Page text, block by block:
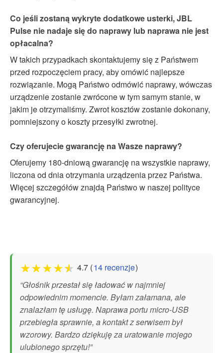
Co jeśli zostaną wykryte dodatkowe usterki, JBL
Pulse nie nadaje się do naprawy lub naprawa nie jest
opłacalna?
W takich przypadkach skontaktujemy się z Państwem
przed rozpoczęciem pracy, aby omówić najlepsze
rozwiązanie. Mogą Państwo odmówić naprawy, wówczas
urządzenie zostanie zwrócone w tym samym stanie, w
jakim je otrzymaliśmy. Zwrot kosztów zostanie dokonany,
pomniejszony o koszty przesyłki zwrotnej.
Czy oferujecie gwarancję na Wasze naprawy?
Oferujemy 180-dniową gwarancję na wszystkie naprawy,
liczona od dnia otrzymania urządzenia przez Państwa.
Więcej szczegółów znajdą Państwo w naszej polityce
gwarancyjnej.
★★★★★ 4.7 (14 recenzje)
“Głośnik przestał się ładować w najmniej
odpowiednim momencie. Byłam załamana, ale
znalazłam tę usługę. Naprawa portu micro-USB
przebiegła sprawnie, a kontakt z serwisem był
wzorowy. Bardzo dziękuję za uratowanie mojego
ulubionego sprzętu!”